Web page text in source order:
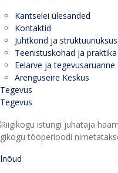
Kantselei ülesanded
Kontaktid
Juhtkond ja
Teenistuskohad ja praktika
Eelarve ja tegevusaruanne
Arenguseire Keskus
Tegevus
Tegevus
tööperioodi